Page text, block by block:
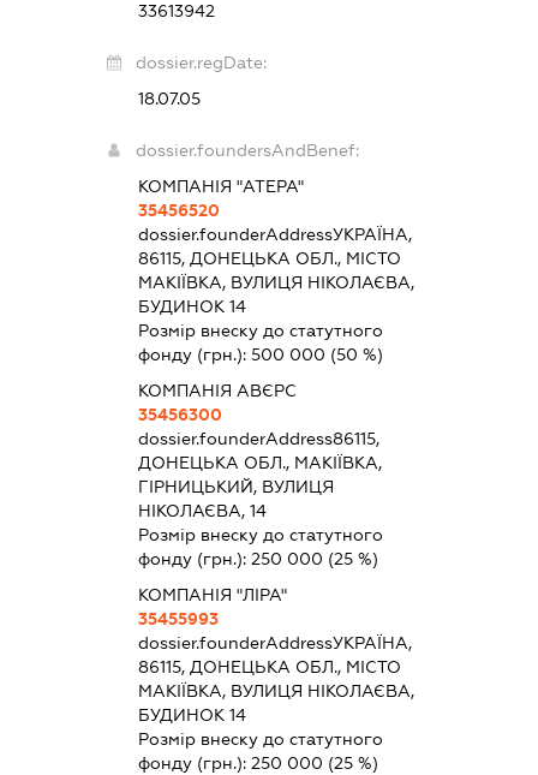
33613942
dossier.regDate:
18.07.05
dossier.foundersAndBenef:
КОМПАНІЯ "АТЕРА"
35456520
dossier.founderAddressУКРАЇНА,
86115, ДОНЕЦЬКА ОБЛ., МІСТО
МАКІЇВКА, ВУЛИЦЯ НІКОЛАЄВА,
БУДИНОК 14
Розмір внеску до статутного
фонду (грн.):500 000 (50 %)
КОМПАНІЯ АВЄРС
35456300
dossier.founderAddress86115,
ДОНЕЦЬКА ОБЛ., МАКІЇВКА,
ГІРНИЦЬКИЙ, ВУЛИЦЯ
НІКОЛАЄВА, 14
Розмір внеску до статутного
фонду (грн.):250 000 (25 %)
КОМПАНІЯ "ЛІРА"
35455993
dossier.founderAddressУКРАЇНА,
86115, ДОНЕЦЬКА ОБЛ., МІСТО
МАКІЇВКА, ВУЛИЦЯ НІКОЛАЄВА,
БУДИНОК 14
Розмір внеску до статутного
фонду (грн.):250 000 (25 %)